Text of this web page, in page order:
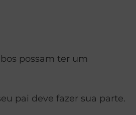
possam ter um
pai deve fazer sua parte.